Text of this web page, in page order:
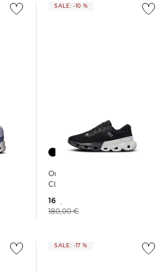
SALE: -10 %
On | Damen Laufschuhe
CLOUDFLYER 5
162,89 €
180,00 €
SALE: -17 %